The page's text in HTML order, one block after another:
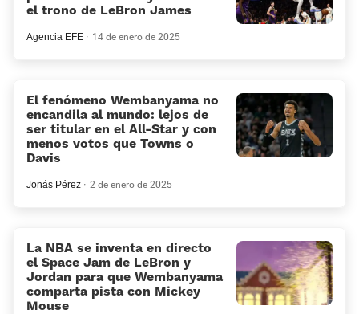
el trono de LeBron James
Agencia EFE 14 de enero de 2025
El fenómeno Wembanyama no
encandila al mundo: lejos de
ser titular en el All-Star y con
menos votos que Towns o
Davis
Jonás Pérez 2 de enero de 2025
La NBA se inventa en directo
el Space Jam de LeBron y
Jordan para que Wembanyama
comparta pista con Mickey
Mouse